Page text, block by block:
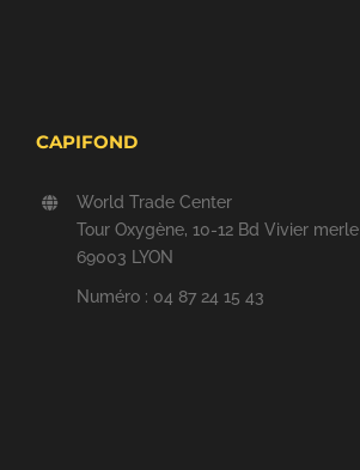
CAPIFOND
World Trade Center
Tour Oxygène, 10-12 Bd Vivier merle
69003 LYON
Numéro : 04 87 24 15 43